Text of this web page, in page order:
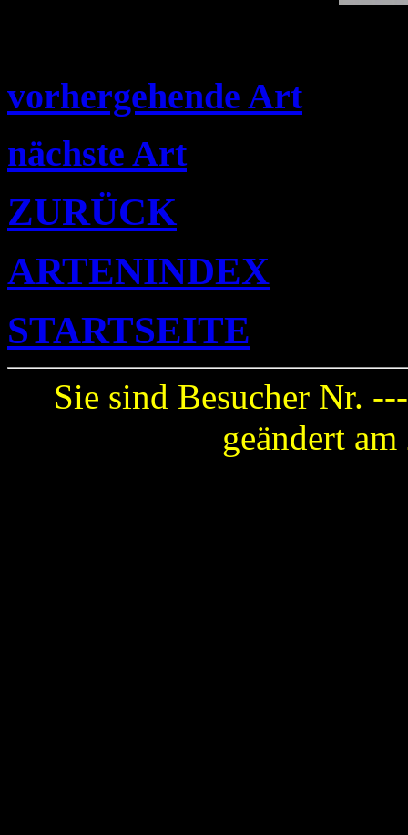
vorhergehende Art
nächste Art
ZURÜCK
ARTENINDEX
STARTSEITE
Sie sind Besucher Nr.
geändert